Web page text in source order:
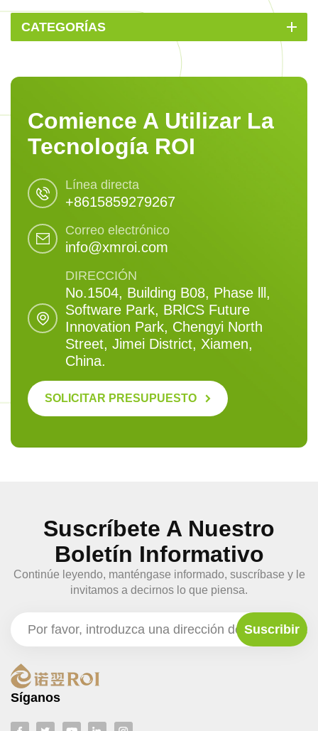
CATEGORÍAS
Comience A Utilizar La
Tecnología ROI
Línea directa
+8615859279267
Correo electrónico
info@xmroi.com
DIRECCIÓN
No.1504, Building B08, Phase lll,
Software Park, BRlCS Future
Innovation Park, Chengyi North
Street, Jimei District, Xiamen,
China.
SOLICITAR PRESUPUESTO
Suscríbete A Nuestro
Boletín Informativo
Continúe leyendo, manténgase informado, suscríbase y le
invitamos a decirnos lo que piensa.
Síganos